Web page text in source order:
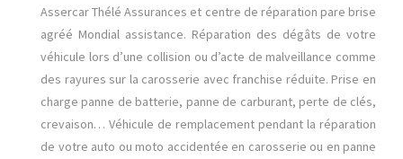
Assercar Thélé Assurances et centre de réparation pare brise
agréé Mondial assistance. Réparation des dégâts de votre
véhicule lors d’une collision ou d’acte de malveillance comme
des rayures sur la carosserie avec franchise réduite. Prise en
charge panne de batterie, panne de carburant, perte de clés,
crevaison… Véhicule de remplacement pendant la réparation
de votre auto ou moto accidentée en carosserie ou en panne